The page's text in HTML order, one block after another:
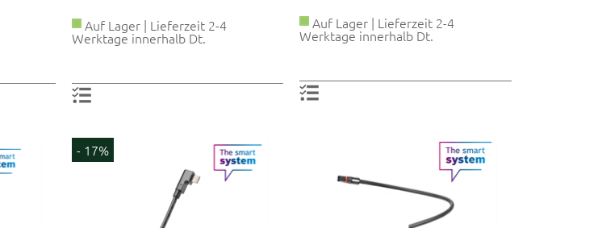
Auf Lager | Lieferzeit 2-4
Werktage innerhalb Dt.
Auf Lager | Lieferzeit 2-4
Werktage innerhalb Dt.
- 17%